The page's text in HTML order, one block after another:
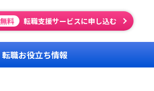
無料 転職支援サービスに申し込む
転職お役立ち情報